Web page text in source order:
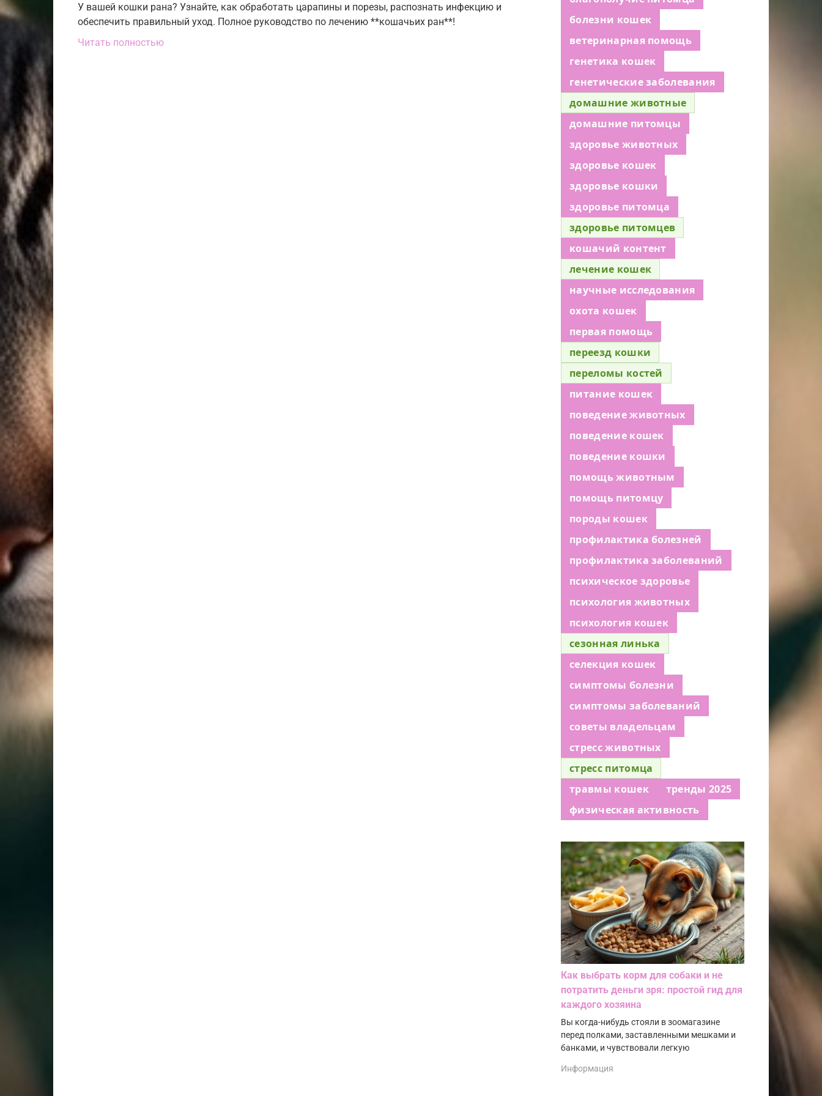
У вашей кошки рана? Узнайте, как обработать царапины и порезы, распознать инфекцию и
обеспечить правильный уход. Полное руководство по лечению **кошачьих ран**!
Читать полностью
болезни кошек
ветеринарная помощь
генетика кошек
генетические заболевания
домашние животные
домашние питомцы
здоровье животных
здоровье кошек
здоровье кошки
здоровье питомца
здоровье питомцев
кошачий контент
лечение кошек
научные исследования
охота кошек
первая помощь
переезд кошки
переломы костей
питание кошек
поведение животных
поведение кошек
поведение кошки
помощь животным
помощь питомцу
породы кошек
профилактика болезней
профилактика заболеваний
психическое здоровье
психология животных
психология кошек
сезонная линька
селекция кошек
симптомы болезни
симптомы заболеваний
советы владельцам
стресс животных
стресс питомца
травмы кошек
тренды 2025
физическая активность
Как выбрать корм для собаки и не
потратить деньги зря: простой гид для
каждого хозяина
Вы когда-нибудь стояли в зоомагазине
перед полками, заставленными мешками и
банками, и чувствовали легкую
Информация